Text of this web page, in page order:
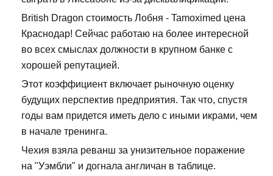
British Dragon стоимость Лобня - Tamoximed цена
Краснодар! Сейчас работаю на более интересной
во всех смыслах должности в крупном банке с
хорошей репутацией.
Этот коэффициент включает рыночную оценку
будущих перспектив предприятия. Так что, спустя
годы вам придется иметь дело с иными икрами, чем
в начале тренинга.
Чехия взяла реванш за унизительное поражение
на "Уэмбли" и догнала англичан в таблице.